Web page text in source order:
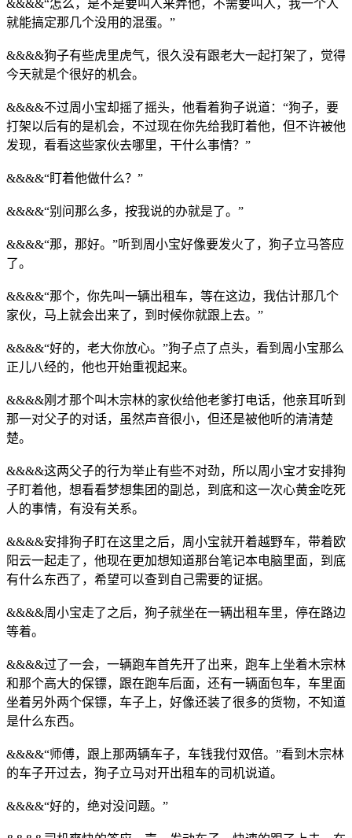
&&&&“怎么，是不是要叫人来弄他，不需要叫人，我一个人
就能搞定那几个没用的混蛋。”
&&&&狗子有些虎里虎气，很久没有跟老大一起打架了，觉得
今天就是个很好的机会。
&&&&不过周小宝却摇了摇头，他看着狗子说道：“狗子，要
打架以后有的是机会，不过现在你先给我盯着他，但不许被他
发现，看看这些家伙去哪里，干什么事情？”
&&&&“盯着他做什么？”
&&&&“别问那么多，按我说的办就是了。”
&&&&“那，那好。”听到周小宝好像要发火了，狗子立马答应
了。
&&&&“那个，你先叫一辆出租车，等在这边，我估计那几个
家伙，马上就会出来了，到时候你就跟上去。”
&&&&“好的，老大你放心。”狗子点了点头，看到周小宝那么
正儿八经的，他也开始重视起来。
&&&&刚才那个叫木宗林的家伙给他老爹打电话，他亲耳听到
那一对父子的对话，虽然声音很小，但还是被他听的清清楚
楚。
&&&&这两父子的行为举止有些不对劲，所以周小宝才安排狗
子盯着他，想看看梦想集团的副总，到底和这一次心黄金吃死
人的事情，有没有关系。
&&&&安排狗子盯在这里之后，周小宝就开着越野车，带着欧
阳云一起走了，他现在更加想知道那台笔记本电脑里面，到底
有什么东西了，希望可以查到自己需要的证据。
&&&&周小宝走了之后，狗子就坐在一辆出租车里，停在路边
等着。
&&&&过了一会，一辆跑车首先开了出来，跑车上坐着木宗林
和那个高大的保镖，跟在跑车后面，还有一辆面包车，车里面
坐着另外两个保镖，车子上，好像还装了很多的货物，不知道
是什么东西。
&&&&“师傅，跟上那两辆车子，车钱我付双倍。”看到木宗林
的车子开过去，狗子立马对开出租车的司机说道。
&&&&“好的，绝对没问题。”